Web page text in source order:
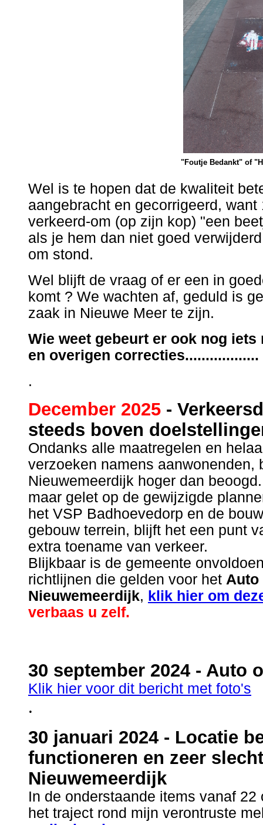
"Foutje Bedankt" of
Wel is te hopen dat de kwaliteit
aangebracht en gecorrigeerd,
verkeerd-om (op zijn kop) "een
als je hem dan niet goed
om stond.
Wel blijft de vraag of er een in
komt ? We wachten af, geduld is
zaak in Nieuwe Meer te zijn.
Wie weet gebeurt er ook nog
en overigen correcties..................
.
December 2025 -
steeds boven
Ondanks alle maatregelen en
verzoeken namens aanwonenden,
Nieuwemeerdijk hoger dan
maar gelet op de gewijzigde
het VSP Badhoevedorp en de
gebouw terrein, blijft het een punt
extra toename van verkeer.
Blijkbaar is de gemeente
richtlijnen die gelden voor het Auto
Nieuwemeerdijk, klik hier om
verbaas u zelf.
30 september 2024 - Auto
Klik hier voor dit bericht met foto's
.
30 januari 2024 - Locatie
functioneren en zeer
Nieuwemeerdijk
In de onderstaande items vanaf
het traject rond mijn verontruste